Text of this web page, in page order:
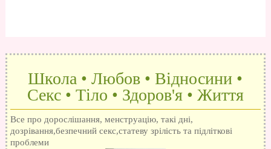
Школа • Любов • Відносини •
Секс • Тіло • Здоров'я • Життя
Все про дорослішання, менструацію, такі дні,
дозрівання,безпечний секс,статеву зрілість та підліткові
проблеми